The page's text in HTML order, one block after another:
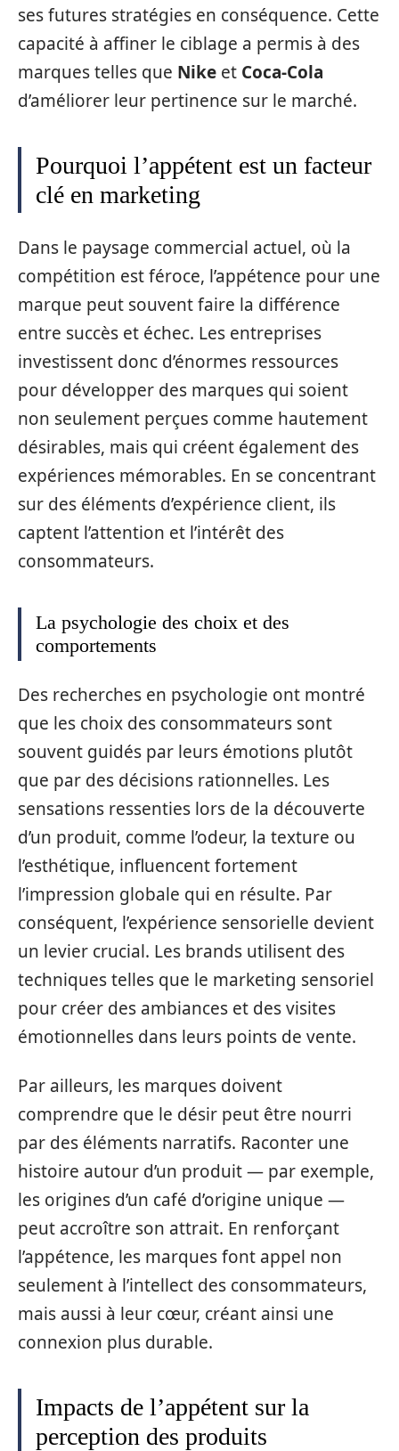
ses futures stratégies en conséquence. Cette
capacité à affiner le ciblage a permis à des
marques telles que Nike et Coca-Cola
d’améliorer leur pertinence sur le marché.
Pourquoi l’appétent est un facteur
clé en marketing
Dans le paysage commercial actuel, où la
compétition est féroce, l’appétence pour une
marque peut souvent faire la différence
entre succès et échec. Les entreprises
investissent donc d’énormes ressources
pour développer des marques qui soient
non seulement perçues comme hautement
désirables, mais qui créent également des
expériences mémorables. En se concentrant
sur des éléments d’expérience client, ils
captent l’attention et l’intérêt des
consommateurs.
La psychologie des choix et des
comportements
Des recherches en psychologie ont montré
que les choix des consommateurs sont
souvent guidés par leurs émotions plutôt
que par des décisions rationnelles. Les
sensations ressenties lors de la découverte
d’un produit, comme l’odeur, la texture ou
l’esthétique, influencent fortement
l’impression globale qui en résulte. Par
conséquent, l’expérience sensorielle devient
un levier crucial. Les brands utilisent des
techniques telles que le marketing sensoriel
pour créer des ambiances et des visites
émotionnelles dans leurs points de vente.
Par ailleurs, les marques doivent
comprendre que le désir peut être nourri
par des éléments narratifs. Raconter une
histoire autour d’un produit — par exemple,
les origines d’un café d’origine unique —
peut accroître son attrait. En renforçant
l’appétence, les marques font appel non
seulement à l’intellect des consommateurs,
mais aussi à leur cœur, créant ainsi une
connexion plus durable.
Impacts de l’appétent sur la
perception des produits